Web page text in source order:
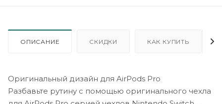
ОПИСАНИЕ СКИДКИ КАК КУПИТЬ
Оригинальный дизайн для AirPods Pro
Разбавьте рутину с помощью оригинального чехла